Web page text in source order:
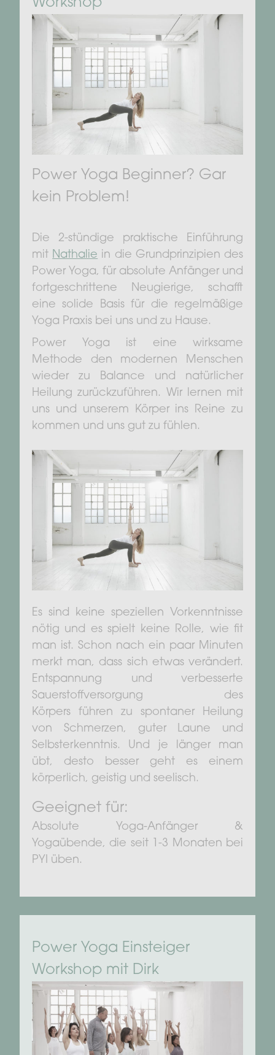
Workshop
Power Yoga Beginner? Gar
kein Problem!
Die 2-stündige praktische Einführung
mit Nathalie in die Grundprinzipien des
Power Yoga, für absolute Anfänger und
fortgeschrittene Neugierige, schafft
eine solide Basis für die regelmäßige
Yoga Praxis bei uns und zu Hause.
Power Yoga ist eine wirksame
Methode den modernen Menschen
wieder zu Balance und natürlicher
Heilung zurückzuführen. Wir lernen mit
uns und unserem Körper ins Reine zu
kommen und uns gut zu fühlen.
Es sind keine speziellen Vorkenntnisse
nötig und es spielt keine Rolle, wie fit
man ist. Schon nach ein paar Minuten
merkt man, dass sich etwas verändert.
Entspannung und verbesserte
Sauerstoffversorgung des
Körpers führen zu spontaner Heilung
von Schmerzen, guter Laune und
Selbsterkenntnis. Und je länger man
übt, desto besser geht es einem
körperlich, geistig und seelisch.
Geeignet für:
Absolute Yoga-Anfänger &
Yogaübende, die seit 1-3 Monaten bei
PYI üben.
Power Yoga Einsteiger
Workshop mit Dirk